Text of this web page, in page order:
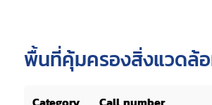
พื้นที่คุ้มครองสิ่งแวดล้